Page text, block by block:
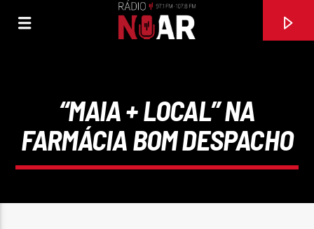
“MAIA + LOCAL” NA
FARMÁCIA BOM DESPACHO